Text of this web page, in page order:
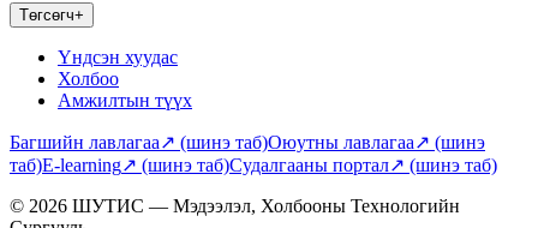
Төгсөгч+
Үндсэн хуудас
Холбоо
Амжилтын түүх
Багшийн лавлагаа↗ (шинэ таб)Оюутны лавлагаа↗ (шинэ
таб)E-learning↗ (шинэ таб)Судалгааны портал↗ (шинэ таб)
© 2026 ШУТИС — Мэдээлэл, Холбооны Технологийн